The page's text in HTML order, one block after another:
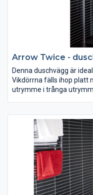
Arrow Twice -
Denna duschvägg är
Vikdörrna fälls ihop platt
utrymme i trånga
säkerhetsglas,
med gummistopp,
Ställbar 20 mm i sidled.